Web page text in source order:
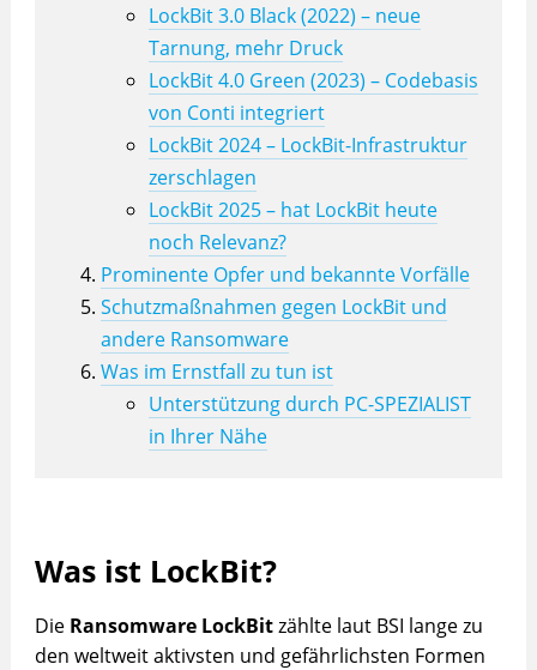
LockBit 3.0 Black (2022) – neue
Tarnung, mehr Druck
LockBit 4.0 Green (2023) – Codebasis
von Conti integriert
LockBit 2024 – LockBit-Infrastruktur
zerschlagen
LockBit 2025 – hat LockBit heute
noch Relevanz?
Prominente Opfer und bekannte Vorfälle
Schutzmaßnahmen gegen LockBit und
andere Ransomware
Was im Ernstfall zu tun ist
Unterstützung durch PC-SPEZIALIST
in Ihrer Nähe
Was ist LockBit?
DieRansomware LockBitzählte laut BSI lange zu
den weltweit aktivsten und gefährlichsten Formen